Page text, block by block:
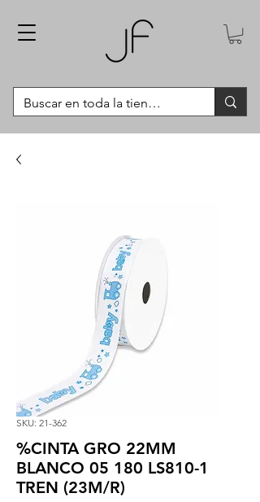
SKU: 21-362
%CINTA GRO 22MM
BLANCO 05 180 LS810-1
TREN (23M/R)